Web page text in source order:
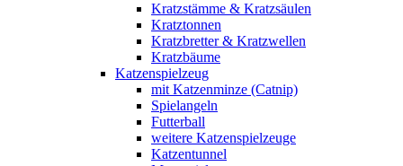
Kratzstämme & Kratzsäulen
Kratztonnen
Kratzbretter & Kratzwellen
Kratzbäume
Katzenspielzeug
mit Katzenminze (Catnip)
Spielangeln
Futterball
weitere Katzenspielzeuge
Katzentunnel